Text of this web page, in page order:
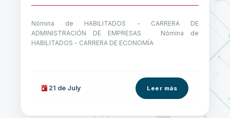
Nómina de HABILITADOS - CARRERA DE
ADMINISTRACIÓN DE EMPRESAS Nómina de
HABILITADOS - CARRERA DE ECONOMÍA
21 de July Leer más